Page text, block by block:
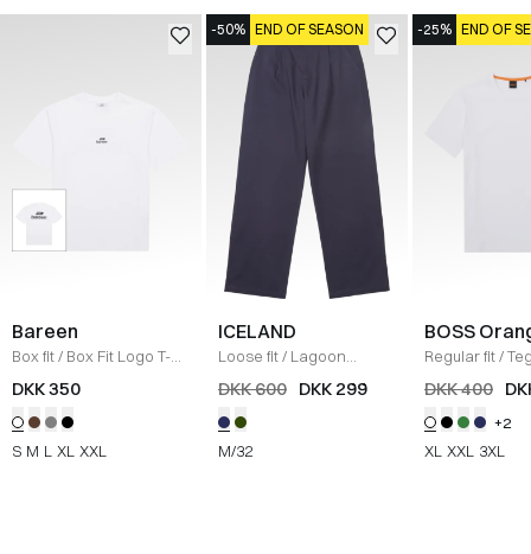
Bareen
Box fit/ Box Fit Logo T-
shirt /WHITE
DKK 350
S M L XL XXL
-50% END OF SEASON
ICELAND
Loose fit/ Lagoon
Bukser / NAVY
DKK 600 DKK 299
M/32
-25% END OF
BOSS
Regular fit/
Shirt
HVID
DKK 400
+2
XL XXL 3XL